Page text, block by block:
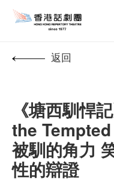
返回
《塘西馴悍
the
被馴的角力
性的辯證